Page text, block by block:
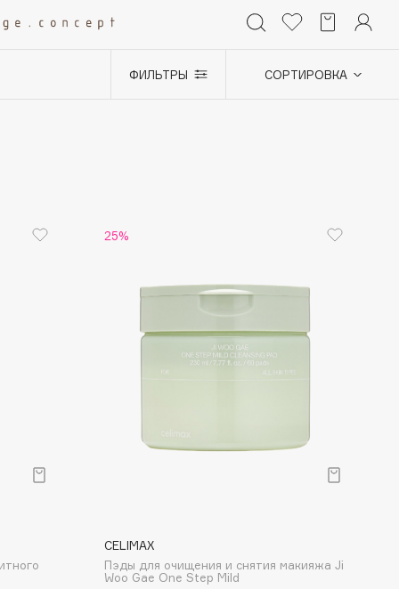
1 АВГ - 31 АВГ
5 АВГ - 9 АВГ
ФИЛЬТРЫ СОРТИРОВКА
25%
CELIMAX
Пэды для очищения и снятия макияжа Ji
Woo Gae One Step Mild